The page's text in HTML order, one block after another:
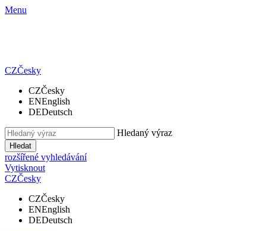
Menu
CZČesky
CZČesky
ENEnglish
DEDeutsch
Hledaný výraz
Hledat
rozšířené vyhledávání
Vytisknout
CZČesky
CZČesky
ENEnglish
DEDeutsch